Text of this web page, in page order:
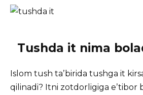
Tushda it nima
Islom tush taʼbirida tushga it
qilinadi? Itni zotdorligiga eʼtibor